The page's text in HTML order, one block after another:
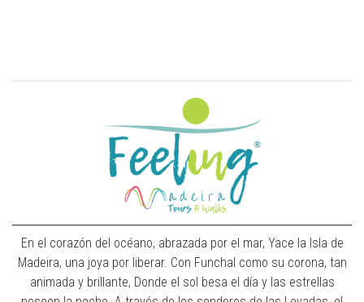
En el corazón del océano, abrazada por el mar, Yace la Isla de
Madeira, una joya por liberar. Con Funchal como su corona, tan
animada y brillante, Donde el sol besa el día y las estrellas